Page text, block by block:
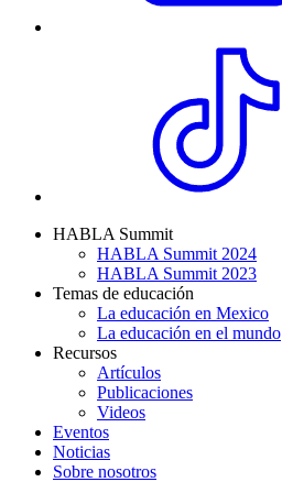
HABLA Summit
HABLA Summit 2024
HABLA Summit 2023
Temas de educación
La educación en Mexico
La educación en el mundo
Recursos
Artículos
Publicaciones
Videos
Eventos
Noticias
Sobre nosotros